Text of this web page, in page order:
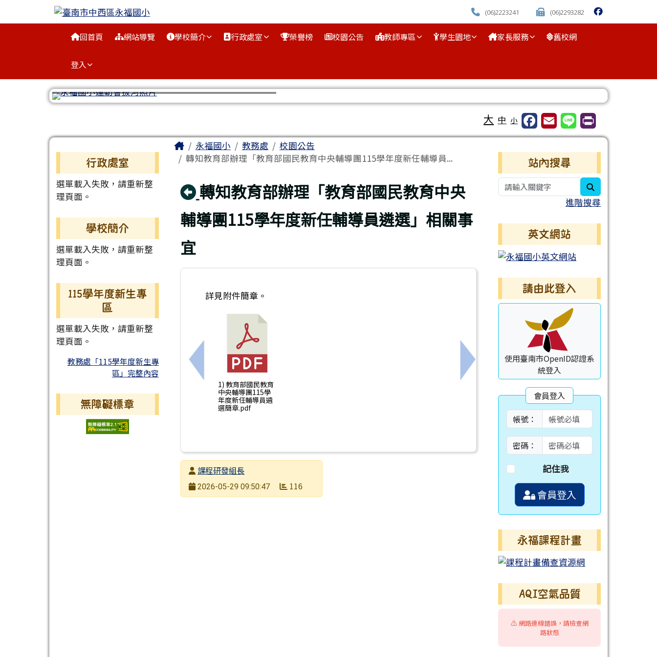
臺南市中西區永福國小 (06)2223241 (06)2293282
回首頁 網站導覽 學校簡介 行政處室 榮譽榜 校園公告 教師專區 學生園地 家長服務 舊校網
登入
大 中 小
左邊區域內容
行政處室
選單載入失敗，請重新整
理頁面。
學校簡介
選單載入失敗，請重新整
理頁面。
115學年度新生專
區
選單載入失敗，請重新整
理頁面。
教務處「115學年度新生專
區」完整內容
無障礙標章
主內容區域
Home永福國小 教務處
校園公告
轉知教育部辦理「教育部國民教育中央輔導團115學年度新任輔導員...
回上頁
轉知教育部辦理「教育部國民教育中央
輔導團115學年度新任輔導員遴選」相關事
宜
上一筆：轉知高雄市政府教育局與臺灣科技領導與教學科技發展協會合辦之「2026全國閱讀好小子學藝競賽」
詳見附件簡章。
1) 教育部國民教育
中央輔導團115學
年度新任輔導員遴
選簡章.pdf
下一筆：轉知「小學英檢」（GEPT Kids）筆試
發布者課程研發組長
發布日期
2026-05-29 09:50:47 116
右邊區域內容
站內搜尋
進階搜尋
英文網站
請由此登入
使用臺南市OpenID認證系
統登入
會員登入
帳號：
密碼：
記住我
會員登入
永福課程計畫
AQI空氣品質
⚠️ 網路連線錯誤，請檢查網
路狀態
頁尾區域